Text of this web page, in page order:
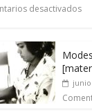
desactivados
junio